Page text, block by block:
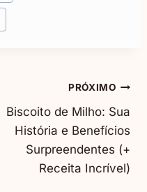
PRÓXIMO
Biscoito de Milho: Sua
História e Benefícios
Surpreendentes (+
Receita Incrível)